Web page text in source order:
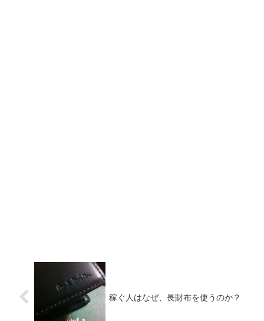
稼ぐ人はなぜ、長財布を使うのか？